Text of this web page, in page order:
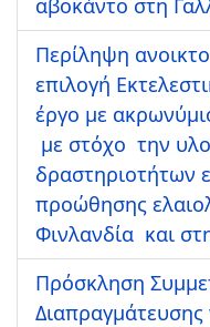
Περίληψη
επιλογή
έργο με
με στόχο την
δραστηριοτήτων
προώθησης
Φινλανδία και
Πρόσκληση